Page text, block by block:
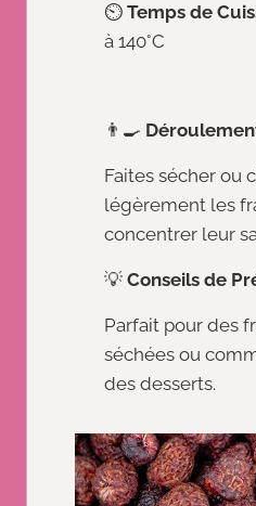
⏲️ Temps de
à 140°C
👨‍🍳
Faites sécher ou
légèrement les
concentrer leur
💡 Conseils de
Parfait pour des
séchées ou
des desserts.